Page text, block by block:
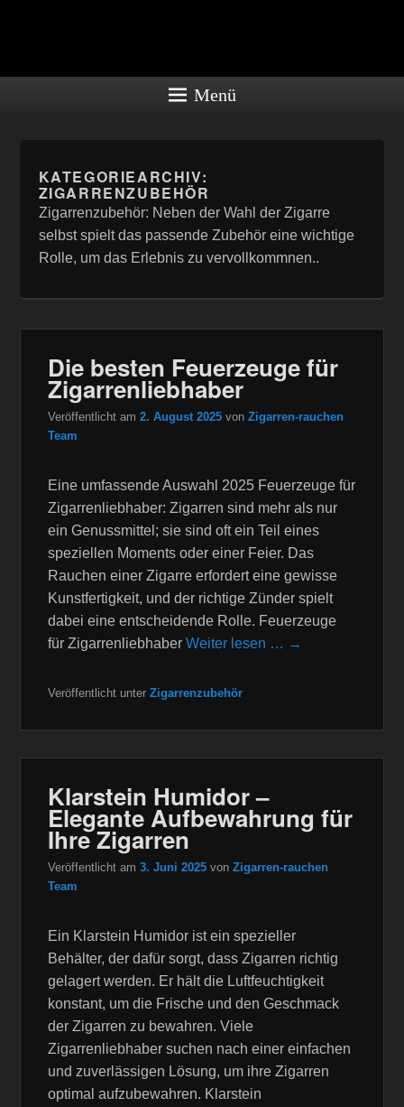
Welt der
Zigarren
Die Zigarre, ein Kunstwerk aus
Jahrhunderten …
Menü
KATEGORIEARCHIV:
ZIGARRENZUBEHÖR
Zigarrenzubehör: Neben der Wahl der Zigarre
selbst spielt das passende Zubehör eine wichtige
Rolle, um das Erlebnis zu vervollkommnen..
Die besten Feuerzeuge für
Zigarrenliebhaber
Veröffentlicht am2. August 2025 vonZigarren-rauchen
Team
Eine umfassende Auswahl 2025 Feuerzeuge für
Zigarrenliebhaber: Zigarren sind mehr als nur
ein Genussmittel; sie sind oft ein Teil eines
speziellen Moments oder einer Feier. Das
Rauchen einer Zigarre erfordert eine gewisse
Kunstfertigkeit, und der richtige Zünder spielt
dabei eine entscheidende Rolle. Feuerzeuge
für ZigarrenliebhaberWeiter lesen … →
Veröffentlicht unter Zigarrenzubehör
Klarstein Humidor –
Elegante Aufbewahrung für
Ihre Zigarren
Veröffentlicht am3. Juni 2025 vonZigarren-rauchen
Team
Ein Klarstein Humidor ist ein spezieller
Behälter, der dafür sorgt, dass Zigarren richtig
gelagert werden. Er hält die Luftfeuchtigkeit
konstant, um die Frische und den Geschmack
der Zigarren zu bewahren. Viele
Zigarrenliebhaber suchen nach einer einfachen
und zuverlässigen Lösung, um ihre Zigarren
optimal aufzubewahren. Klarstein